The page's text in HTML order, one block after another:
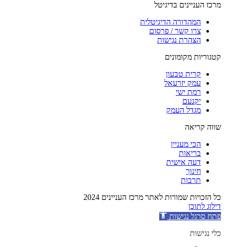
מרכז העניינים בדיגיטל
המהדורה הדיגיטלית
צרו קשר / פרסום
הצהרת נגישות
קטגוריות מקומונים
קרית טבעון
עמק יזרעאל
רמת ישי
יקנעם
מגדל העמק
שווה קריאה
הכי מעניין
בריאות
דעה אישית
חינוך
תרבות
כל הזכויות שמורות לאתר מרכז העניינים 2024
דילוג לתוכן
פתח סרגל נגישות
כלי נגישות